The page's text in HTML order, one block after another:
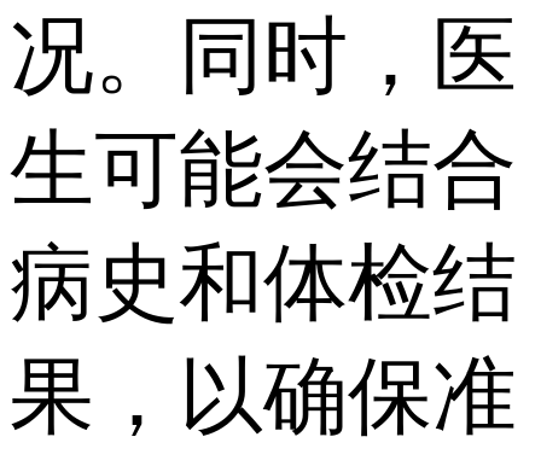
况。同时，医
生可能会结合
病史和体检结
果，以确保准